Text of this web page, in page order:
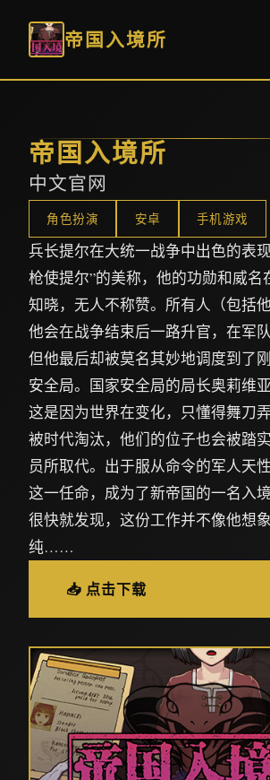
帝国入境所
帝国入境所
中文官网
角色扮演 安卓 手机游戏
兵长提尔在大统一战争中出色的表
枪使提尔”的美称，他的功勋和威名
知晓，无人不称赞。所有人（包括
他会在战争结束后一路升官，在军
但他最后却被莫名其妙地调度到了
安全局。国家安全局的局长奥莉维
这是因为世界在变化，只懂得舞刀
被时代淘汰，他们的位子也会被踏
员所取代。出于服从命令的军人天
这一任命，成为了新帝国的一名入
很快就发现，这份工作并不像他想
纯……
📥 点击下载